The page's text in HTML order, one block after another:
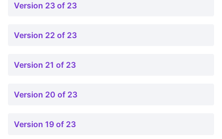
Version 23 of 23
Version 22 of 23
Version 21 of 23
Version 20 of 23
Version 19 of 23